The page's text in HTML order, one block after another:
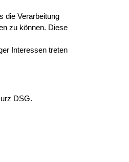
die Verarbeitung
zu können. Diese
Interessen treten
DSG.